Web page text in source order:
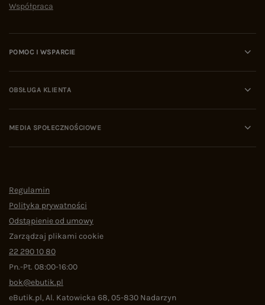
Współpraca
POMOC I WSPARCIE
OBSŁUGA KLIENTA
MEDIA SPOŁECZNOŚCIOWE
Regulamin
Polityka prywatności
Odstąpienie od umowy
Zarządzaj plikami cookie
22 290 10 80
Pn.-Pt. 08:00-16:00
bok@ebutik.pl
eButik.pl,Al. Katowicka 68,05-830 Nadarzyn